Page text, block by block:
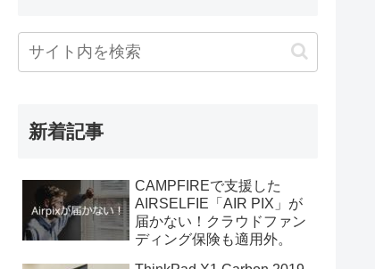
新着記事
CAMPFIREで支援した
AIRSELFIE「AIR PIX」が
届かない！クラウドファン
ディング保険も適用外。